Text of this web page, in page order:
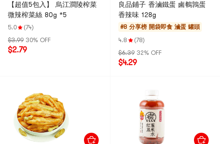
【超值5包入】 烏江澗陵榨菜
微辣榨菜絲 80g *5
5.0
(74)
$3.99 30% OFF
$2.79
良品鋪子 香滷鐵蛋 鹵鵪鶉蛋
香辣味 128g
#8 分享榜開袋即食 滷蛋 罐頭
4.8
(78)
$6.39 32% OFF
$4.29